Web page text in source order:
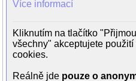
(Dana)
v 6. díle se jí v peřejích
bikin, takže při jejich
ňadra
Více informací
Kliknutím na tlačítko
všechny" akceptujete použití
cookies.
Reálně jde pouze o